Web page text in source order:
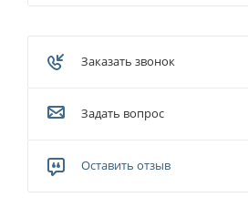
Заказать звонок
Задать вопрос
Оставить отзыв